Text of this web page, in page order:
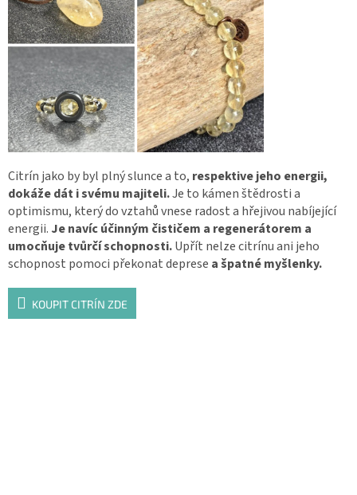
Citrín jako by byl plný slunce a to, respektive jeho energii,
dokáže dát i svému majiteli.Je to kámen štědrosti a
optimismu, který do vztahů vnese radost a hřejivou nabíjející
energii. Je navíc účinným čističem a regenerátorem a
umocňuje tvůrčí schopnosti.Upřít nelze citrínu ani jeho
schopnost pomoci překonat deprese a špatné myšlenky.
KOUPIT CITRÍN ZDE